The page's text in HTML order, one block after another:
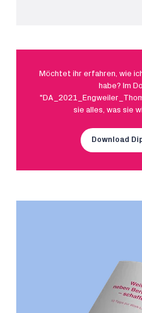
Möchtet ihr erfahren, wie
habe? Im
sie alles, was sie
Download